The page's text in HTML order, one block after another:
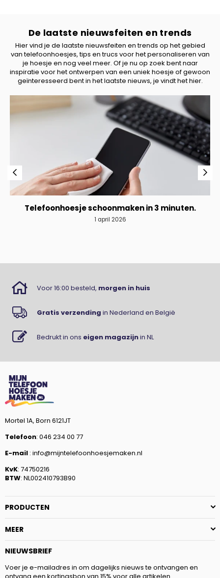
De laatste nieuwsfeiten en trends
Hier vind je de laatste nieuwsfeiten en trends op het gebied
van telefoonhoesjes, tips en trucs voor het personaliseren van
je hoesje en nog veel meer. Of je nu op zoek bent naar
inspiratie voor het ontwerpen van een uniek hoesje of gewoon
geïnteresseerd bent in het laatste nieuws, je vindt het hier.
Telefoonhoesje schoonmaken in 3 minuten.
1 april 2026
Voor 16:00 besteld, morgen in huis
Gratis verzending in Nederland en België
Bedrukt in ons eigen magazijnin NL
Mortel 1A, Born 6121JT
Telefoon: 046 234 00 77
E-mail : info@mijntelefoonhoesjemaken.nl
KvK: 74750216
BTW: NL002410793B90
PRODUCTEN
MEER
NIEUWSBRIEF
Voer je e-mailadres in om dagelijks nieuws te ontvangen en
ontvang een kortingsbon van 15% voor alle artikelen.